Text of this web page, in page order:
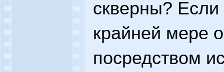
скверны? Если
крайней мере
посредством